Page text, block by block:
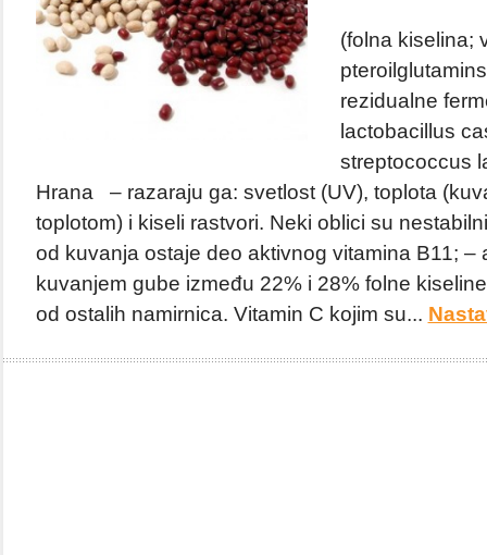
(folna kiselina;
rezidualne
lactobacillus
streptococcus
Hrana – razaraju ga: svetlost (UV), toplota
toplotom) i kiseli rastvori. Neki oblici su
od kuvanja ostaje deo aktivnog vitamina B11; –
kuvanjem gube između 22% i 28% folne
od ostalih namirnica. Vitamin C kojim su...